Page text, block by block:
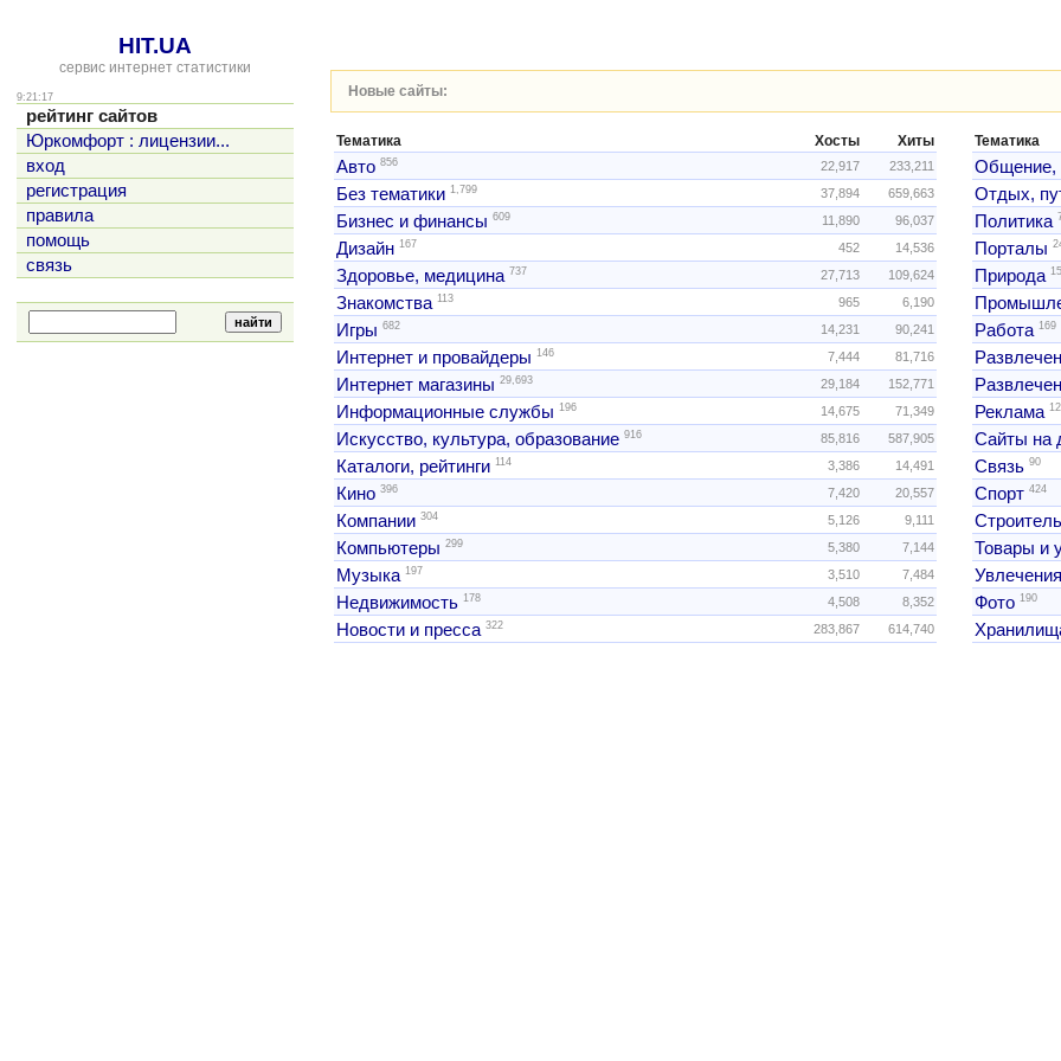
HIT.UA
сервис интернет статистики
9:21:17
рейтинг сайтов
Юркомфорт : лицензии...
вход
регистрация
правила
помощь
связь
Новые сайты:
Тематика Хосты Хиты
Авто 856 22,917 233,211
Без тематики 1,799 37,894 659,663
Бизнес и финансы 609 11,890 96,037
Дизайн 167 452 14,536
Здоровье, медицина 737 27,713 109,624
Знакомства 113 965 6,190
Игры 682 14,231 90,241
Интернет и провайдеры 146 7,444 81,716
Интернет магазины 29,693 29,184 152,771
Информационные службы 196 14,675 71,349
Искусство, культура, образование 916 85,816 587,905
Каталоги, рейтинги 114 3,386 14,491
Кино 396 7,420 20,557
Компании 304 5,126 9,111
Компьютеры 299 5,380 7,144
Музыка 197 3,510 7,484
Недвижимость 178 4,508 8,352
Новости и пресса 322 283,867 614,740
Тематика
Общение,
Отдых,
Политика
Порталы
Природа
Работа 169
Реклама
Сайты на
Связь 90
Спорт 424
Товары и
Фото 190